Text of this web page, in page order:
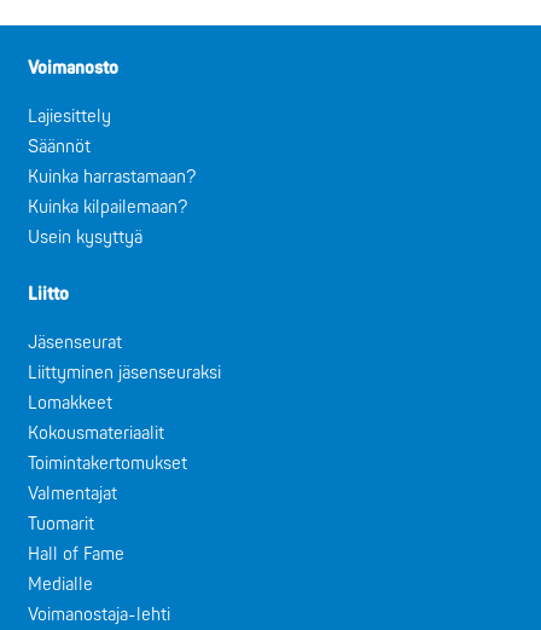
Voimanosto
Lajiesittely
Säännöt
Kuinka harrastamaan?
Kuinka kilpailemaan?
Usein kysyttyä
Liitto
Jäsenseurat
Liittyminen jäsenseuraksi
Lomakkeet
Kokousmateriaalit
Toimintakertomukset
Valmentajat
Tuomarit
Hall of Fame
Medialle
Voimanostaja-lehti